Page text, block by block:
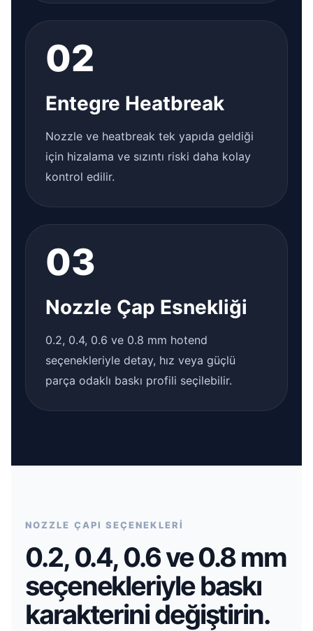
02
Entegre Heatbreak
Nozzle ve heatbreak tek yapıda geldiği
için hizalama ve sızıntı riski daha kolay
kontrol edilir.
03
Nozzle Çap Esnekliği
0.2, 0.4, 0.6 ve 0.8 mm hotend
seçenekleriyle detay, hız veya güçlü
parça odaklı baskı profili seçilebilir.
NOZZLE ÇAPI SEÇENEKLERİ
0.2, 0.4, 0.6 ve 0.8 mm
seçenekleriyle baskı
karakterini değiştirin.